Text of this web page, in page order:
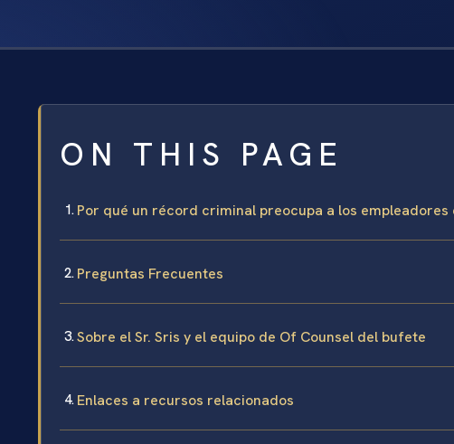
ON THIS PAGE
Por qué un récord criminal preocupa a los empleadores
Preguntas Frecuentes
Sobre el Sr. Sris y el equipo de Of Counsel del bufete
Enlaces a recursos relacionados